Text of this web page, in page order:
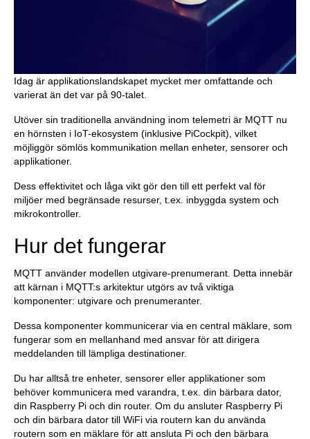
Idag är applikationslandskapet mycket mer omfattande och
varierat än det var på 90-talet.
Utöver sin traditionella användning inom telemetri är MQTT nu
en hörnsten i IoT-ekosystem (inklusive PiCockpit), vilket
möjliggör sömlös kommunikation mellan enheter, sensorer och
applikationer.
Dess effektivitet och låga vikt gör den till ett perfekt val för
miljöer med begränsade resurser, t.ex. inbyggda system och
mikrokontroller.
Hur det fungerar
MQTT använder modellen utgivare-prenumerant. Detta innebär
att kärnan i MQTT:s arkitektur utgörs av två viktiga
komponenter: utgivare och prenumeranter.
Dessa komponenter kommunicerar via en central mäklare, som
fungerar som en mellanhand med ansvar för att dirigera
meddelanden till lämpliga destinationer.
Du har alltså tre enheter, sensorer eller applikationer som
behöver kommunicera med varandra, t.ex. din bärbara dator,
din Raspberry Pi och din router. Om du ansluter Raspberry Pi
och din bärbara dator till WiFi via routern kan du använda
routern som en mäklare för att ansluta Pi och den bärbara